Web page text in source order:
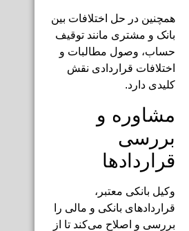
همچنین در حل اختلافات بین
بانک و مشتری مانند توقیف
حساب، وصول مطالبات و
اختلافات قراردادی نقش
کلیدی دارد.
مشاوره و
بررسی
قراردادها
وکیل بانکی معتبر،
قراردادهای بانکی و مالی را
بررسی و اصلاح می‌کند تا از